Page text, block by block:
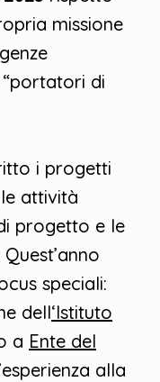
missione
di
i progetti
attività
progetto e le
speciali:
dell‘Istituto
a Ente del
alla